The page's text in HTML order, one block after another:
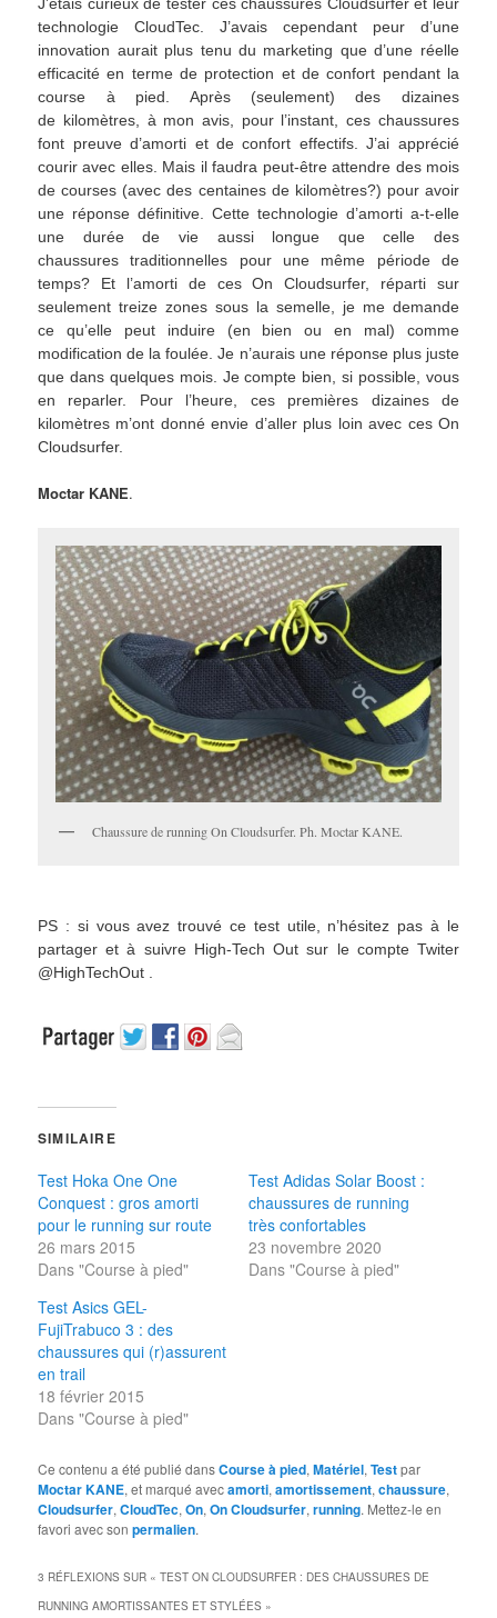
technologie CloudTec. J’avais cependant peur d’une
innovation aurait plus tenu du marketing que d’une réelle
efficacité en terme de protection et de confort pendant la
course à pied. Après (seulement) des dizaines
de kilomètres, à mon avis, pour l’instant, ces chaussures
font preuve d’amorti et de confort effectifs. J’ai apprécié
courir avec elles. Mais il faudra peut-être attendre des mois
de courses (avec des centaines de kilomètres?) pour avoir
une réponse définitive. Cette technologie d’amorti a-t-elle
une durée de vie aussi longue que celle des
chaussures traditionnelles pour une même période de
temps? Et l’amorti de ces On Cloudsurfer, réparti sur
seulement treize zones sous la semelle, je me demande
ce qu’elle peut induire (en bien ou en mal) comme
modification de la foulée. Je n’aurais une réponse plus juste
que dans quelques mois. Je compte bien, si possible, vous
en reparler. Pour l’heure, ces premières dizaines de
kilomètres m’ont donné envie d’aller plus loin avec ces On
Cloudsurfer.
Moctar KANE.
Chaussure de running On Cloudsurfer. Ph. Moctar KANE.
PS : si vous avez trouvé ce test utile, n’hésitez pas à le
partager et à suivre High-Tech Out sur le compte Twiter
@HighTechOut .
SIMILAIRE
Test Hoka One One
Conquest : gros amorti
pour le running sur route
26 mars 2015
Dans "Course à pied"
Test Adidas Solar Boost :
chaussures de running
très confortables
23 novembre 2020
Dans "Course à pied"
Test Asics GEL-
FujiTrabuco 3 : des
chaussures qui (r)assurent
en trail
18 février 2015
Dans "Course à pied"
Ce contenu a été publié dansCourse à pied,Matériel,Testpar
Moctar KANE, et marqué avecamorti,amortissement,chaussure,
Cloudsurfer,CloudTec,On,On Cloudsurfer,running. Mettez-le en
favori avec sonpermalien.
3 RÉFLEXIONS SUR «TEST ON CLOUDSURFER : DES CHAUSSURES DE
RUNNING AMORTISSANTES ET STYLÉES »